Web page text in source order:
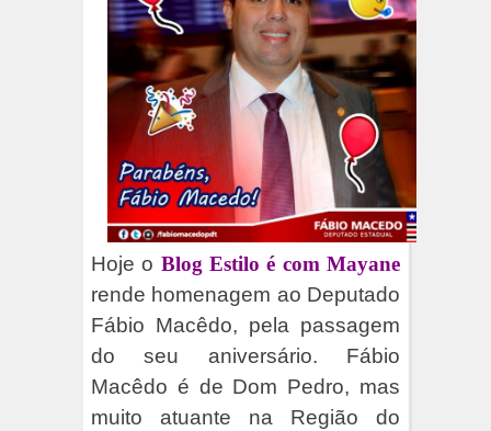
Hoje o Blog Estilo é com Mayane
rende homenagem ao Deputado
Fábio Macêdo, pela passagem
do seu aniversário. Fábio
Macêdo é de Dom Pedro, mas
muito atuante na Região do